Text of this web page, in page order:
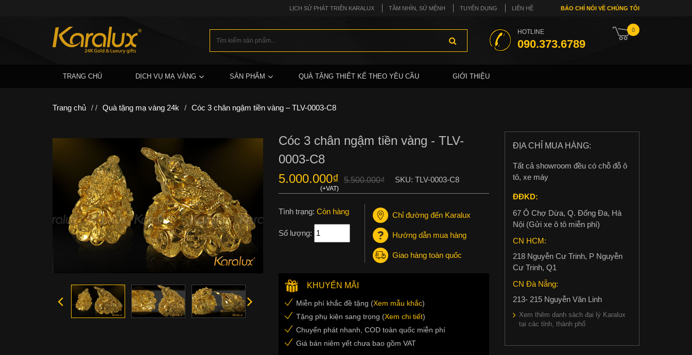
LỊCH SỬ PHÁT TRIỂN KARALUX TẦM NHÌN, SỨ MỆNH TUYỂN DỤNG LIÊN HỆ BÁO CHÍ NÓI VỀ CHÚNG TÔI
HOTLINE
090.373.6789
0
TRANG CHỦ DỊCH VỤ MẠ VÀNG SẢN PHẨM QUÀ TẶNG THIẾT KẾ THEO YÊU CẦU GIỚI THIỆU
Trang chủ / / Quà tặng mạ vàng 24k / Cóc 3 chân ngậm tiền vàng – TLV-0003-C8
Cóc 3 chân ngậm tiền vàng - TLV-
0003-C8
5.500.000₫
5.000.000₫ SKU: TLV-0003-C8
Tình trạng: Còn hàng
Số lượng:
Chỉ đường đến Karalux
Hướng dẫn mua hàng
Giao hàng toàn quốc
KHUYẾN MÃI
Miễn phí khắc đề tặng (Xem mẫu khắc)
Tặng phụ kiện sang trọng (Xem chi tiết)
Chuyển phát nhanh, COD toàn quốc miễn phí
Giá bán niêm yết chưa bao gồm VAT
ĐỊA CHỈ MUA HÀNG:
Tất cả showroom đều có chỗ đỗ ô
tô, xe máy
ĐĐKD:
67 Ô Chợ Dừa, Q. Đống Đa, Hà
Nội (Gửi xe ô tô miễn phí)
CN HCM:
218 Nguyễn Cư Trinh, P Nguyễn
Cư Trinh, Q1
CN Đà Nẵng:
213- 215 Nguyễn Văn Linh
Xem thêm danh sách đại lý Karalux
tại các tỉnh, thành phố